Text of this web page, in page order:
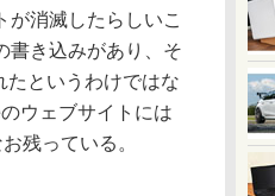
が消滅したらしいこ
書き込みがあり、そ
たというわけではな
ウェブサイトには
残っている。